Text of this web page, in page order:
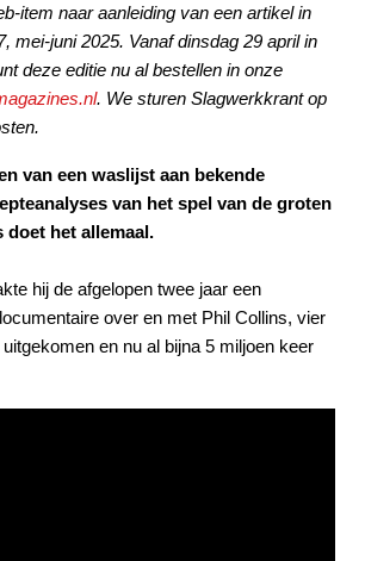
item naar aanleiding van een artikel in
mei-juni 2025. Vanaf dinsdag 29 april in
deze editie nu al bestellen in onze
. We sturen Slagwerkkrant op
van een waslijst aan bekende
van het spel van de groten
doet het allemaal.
hij de afgelopen twee jaar een
over en met Phil Collins, vier
en nu al bijna 5 miljoen keer